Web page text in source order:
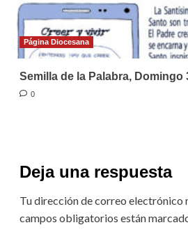
Página Diocesana
Semilla de la Palabra, Domingo
0
Deja una respuesta
Tu dirección de correo electrónico
campos obligatorios están